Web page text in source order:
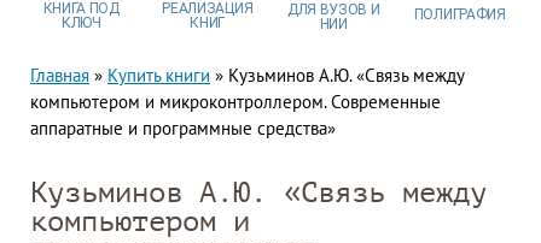
КНИГА ПОД
КЛЮЧ
РЕАЛИЗАЦИЯ
КНИГ
ДЛЯ ВУЗОВ И
НИИ
ПОЛИГРАФИЯ
Главная » Купить книги » Кузьминов А.Ю. «Связь между
компьютером и микроконтроллером. Современные
аппаратные и программные средства»
Кузьминов А.Ю. «Связь между
компьютером и